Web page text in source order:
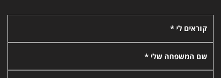
קוראים לי *
שם המשפחה שלי *